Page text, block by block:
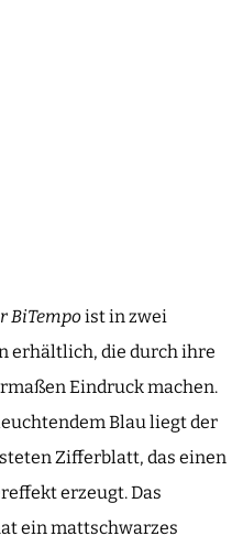
BiTempoist in zwei
erhältlich, die durch ihre
Eindruck machen.
Blau liegt der
Zifferblatt, das einen
erzeugt. Das
ein mattschwarzes